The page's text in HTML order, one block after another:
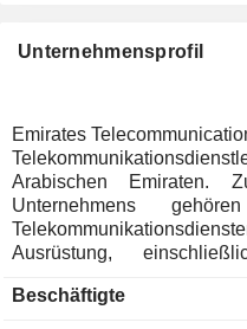
Unternehmensprofil
Emirates
Arabischen Emiraten.
Unternehmens
Ausrüstung,
internationale
Beschäftigte